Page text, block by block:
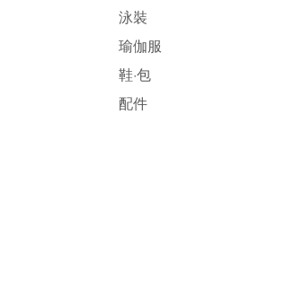
泳裝
瑜伽服
鞋·包
配件